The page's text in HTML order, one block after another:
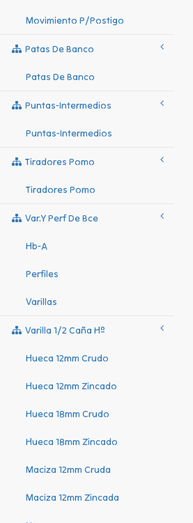
Movimiento P/postigo
Patas De Banco
Patas De Banco
Puntas-Intermedios
Puntas-Intermedios
Tiradores Pomo
Tiradores Pomo
Var.y Perf De Bce
Hb-A
Perfiles
Varillas
Varilla 1/2 Caña Hº
Hueca 12mm Crudo
Hueca 12mm Zincado
Hueca 18mm Crudo
Hueca 18mm Zincado
Maciza 12mm Cruda
Maciza 12mm Zincada